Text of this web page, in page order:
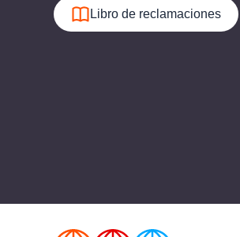
Libro de reclamaciones